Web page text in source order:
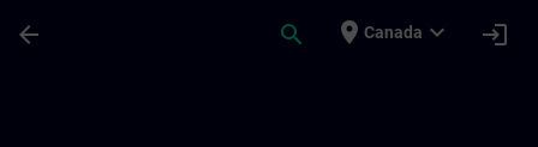
arrow_back search place Canada expand_more login